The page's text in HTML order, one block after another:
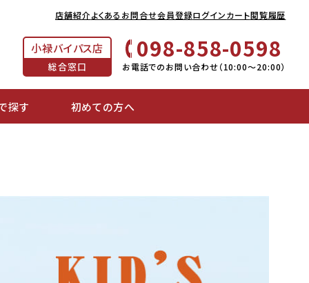
店舗紹介よくあるお問合せ会員登録ログインカート閲覧履歴
小禄バイパス店
総合窓口
098-858-0598
お電話でのお問い合わせ（10:00～20:00）
探す 初めての方へ